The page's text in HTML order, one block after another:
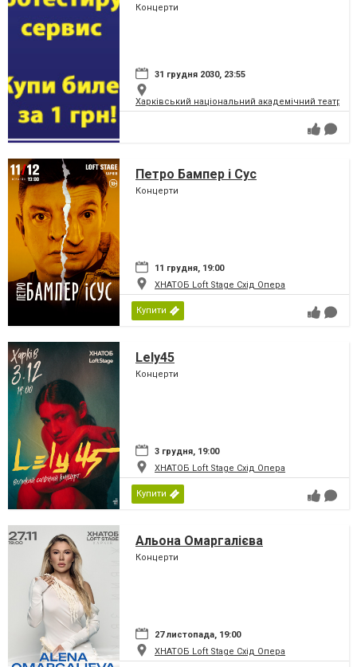
Концерти
31 грудня 2030, 23:55
Харківський національний академічний театр
Петро Бампер і Сус
Концерти
11 грудня, 19:00
ХНАТОБ Loft Stage Схід Опера
Купити
Lely45
Концерти
3 грудня, 19:00
ХНАТОБ Loft Stage Схід Опера
Купити
Альона Омаргалієва
Концерти
27 листопада, 19:00
ХНАТОБ Loft Stage Схід Опера